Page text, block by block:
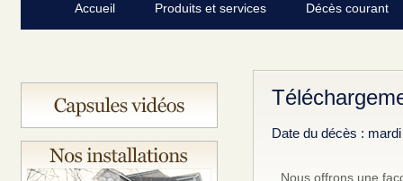
Accueil Produits et services Décès courant
Date du décès :
Nous offrons une